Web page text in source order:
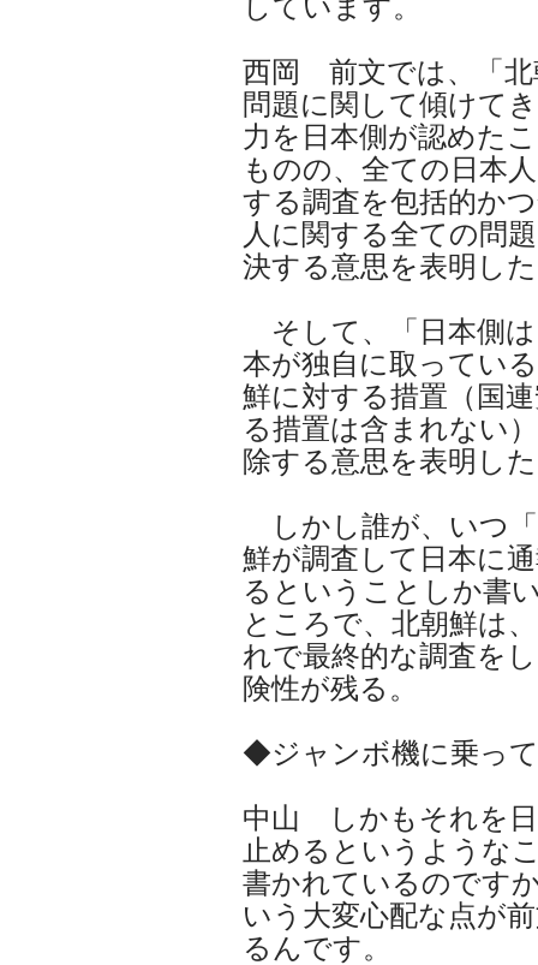
しています。
西岡 前文では、「北
問題に関して傾けて
力を日本側が認めた
ものの、全ての日本
する調査を包括的か
人に関する全ての問
決する意思を表明し
そして、「日本側
本が独自に取ってい
鮮に対する措置（国
る措置は含まれない
除する意思を表明し
しかし誰が、いつ
鮮が調査して日本に
るということしか書
ところで、北朝鮮は
れで最終的な調査を
険性が残る。
◆ジャンボ機に乗っ
中山 しかもそれを
止めるというような
書かれているのです
いう大変心配な点が
るんです。